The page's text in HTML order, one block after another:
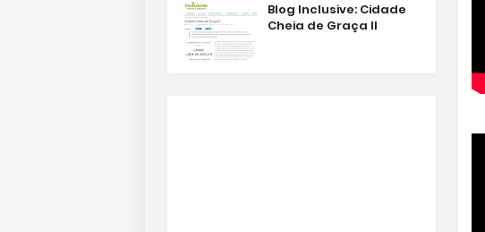
Blog Inclusive: Cidade
Cheia de Graça II